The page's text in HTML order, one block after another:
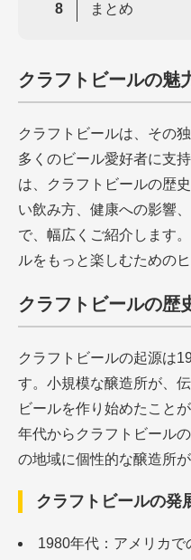
まとめ
クラフトビールの魅
クラフトビールは、その
多くのビール愛好者に支
は、クラフトビールの歴
い飲み方、健康への影響
で、幅広くご紹介します
ルをもっと楽しむための
クラフトビールの歴
クラフトビールの起源は
す。小規模な醸造所が、
ビールを作り始めたこと
年代からクラフトビール
の地域に個性的な醸造所が
クラフトビールの発
1980年代：アメリカで